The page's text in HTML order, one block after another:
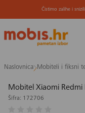
na
sadržaj
Čistimo zalihe i
Naslovnica Mobiteli i fiksni
Mobitel Xiaomi
Šifra: 172706